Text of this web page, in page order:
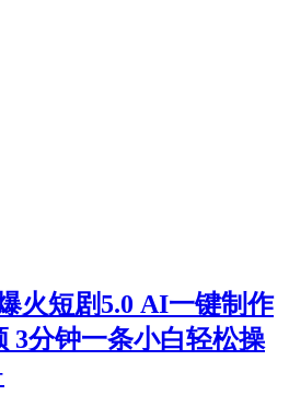
爆火短剧5.0 AI一键制作
3分钟一条小白轻松操